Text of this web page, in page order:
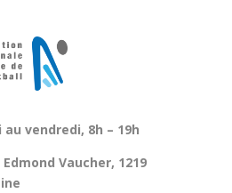
au vendredi, 8h – 19h
Edmond Vaucher, 1219